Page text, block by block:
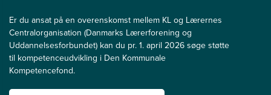
Er du ansat på en overenskomst mellem KL og Lærernes
Centralorganisation (Danmarks Lærerforening og
Uddannelsesforbundet) kan du pr. 1. april 2026 søge støtte
til kompetenceudvikling i Den Kommunale
Kompetencefond.